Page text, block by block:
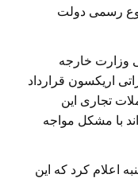
رسمی دولت
وزارت خارجه
اریکسون قرارداد
تجاری این
با مشکل مواجه
اعلام کرد که این